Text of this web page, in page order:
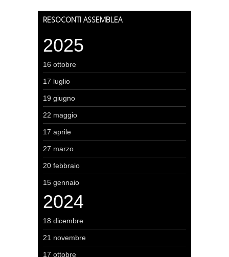
RESOCONTI ASSEMBLEA
2025
16 ottobre
17 luglio
19 giugno
22 maggio
17 aprile
27 marzo
20 febbraio
15 gennaio
2024
18 dicembre
21 novembre
17 ottobre